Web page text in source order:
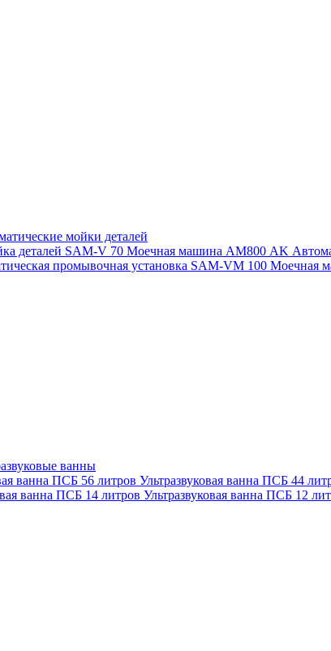
мойки деталей
деталей SAM-V 70 Моечная машина АМ800 AK
промывочная установка SAM-VM 100 Моечная
ванны
ванна ПСБ 56 литров Ультразвуковая ванна ПСБ 44
ванна ПСБ 14 литров Ультразвуковая ванна ПСБ 12